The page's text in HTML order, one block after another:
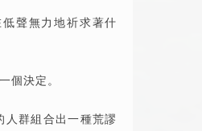
聲無力地祈求著什
個決定。
人群組合出一種荒謬